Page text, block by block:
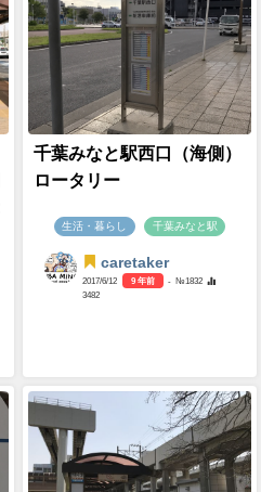
日企千葉みなとビルディン
グ 1〜2階には近所の住人
にとって嬉しい ・小児科
「みなとこどもクリニ...
生活・暮らし 千葉みなと駅
caretaker
2016/5/4
千葉みなと駅西口（海側）
ロータリー